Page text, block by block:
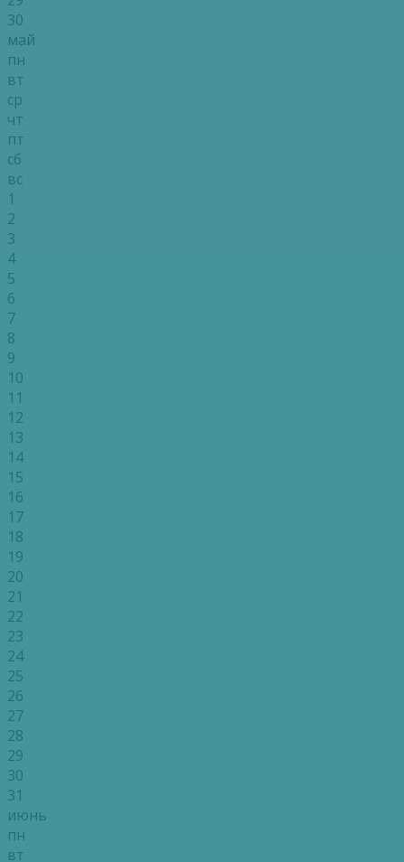
30
май
пн
вт
ср
чт
пт
сб
вс
1
2
3
4
5
6
7
8
9
10
11
12
13
14
15
16
17
18
19
20
21
22
23
24
25
26
27
28
29
30
31
июнь
пн
вт